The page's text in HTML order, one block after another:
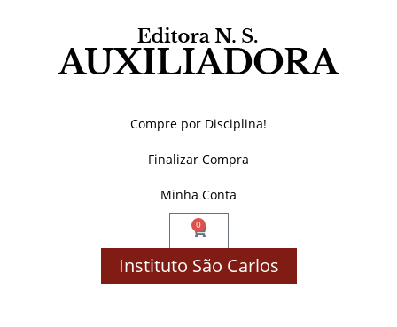
Compre por Disciplina!
Finalizar Compra
Minha Conta
0
Instituto São Carlos